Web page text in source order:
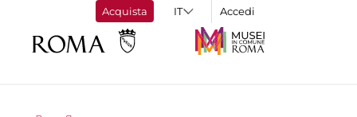
Acquista Accedi